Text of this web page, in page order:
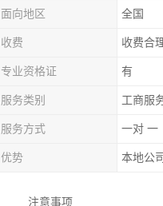
面向地区 全国
收费 收费合
专业资格证 有
服务类别 工商服
服务方式 一对 一
优势 本地公司
注意事项